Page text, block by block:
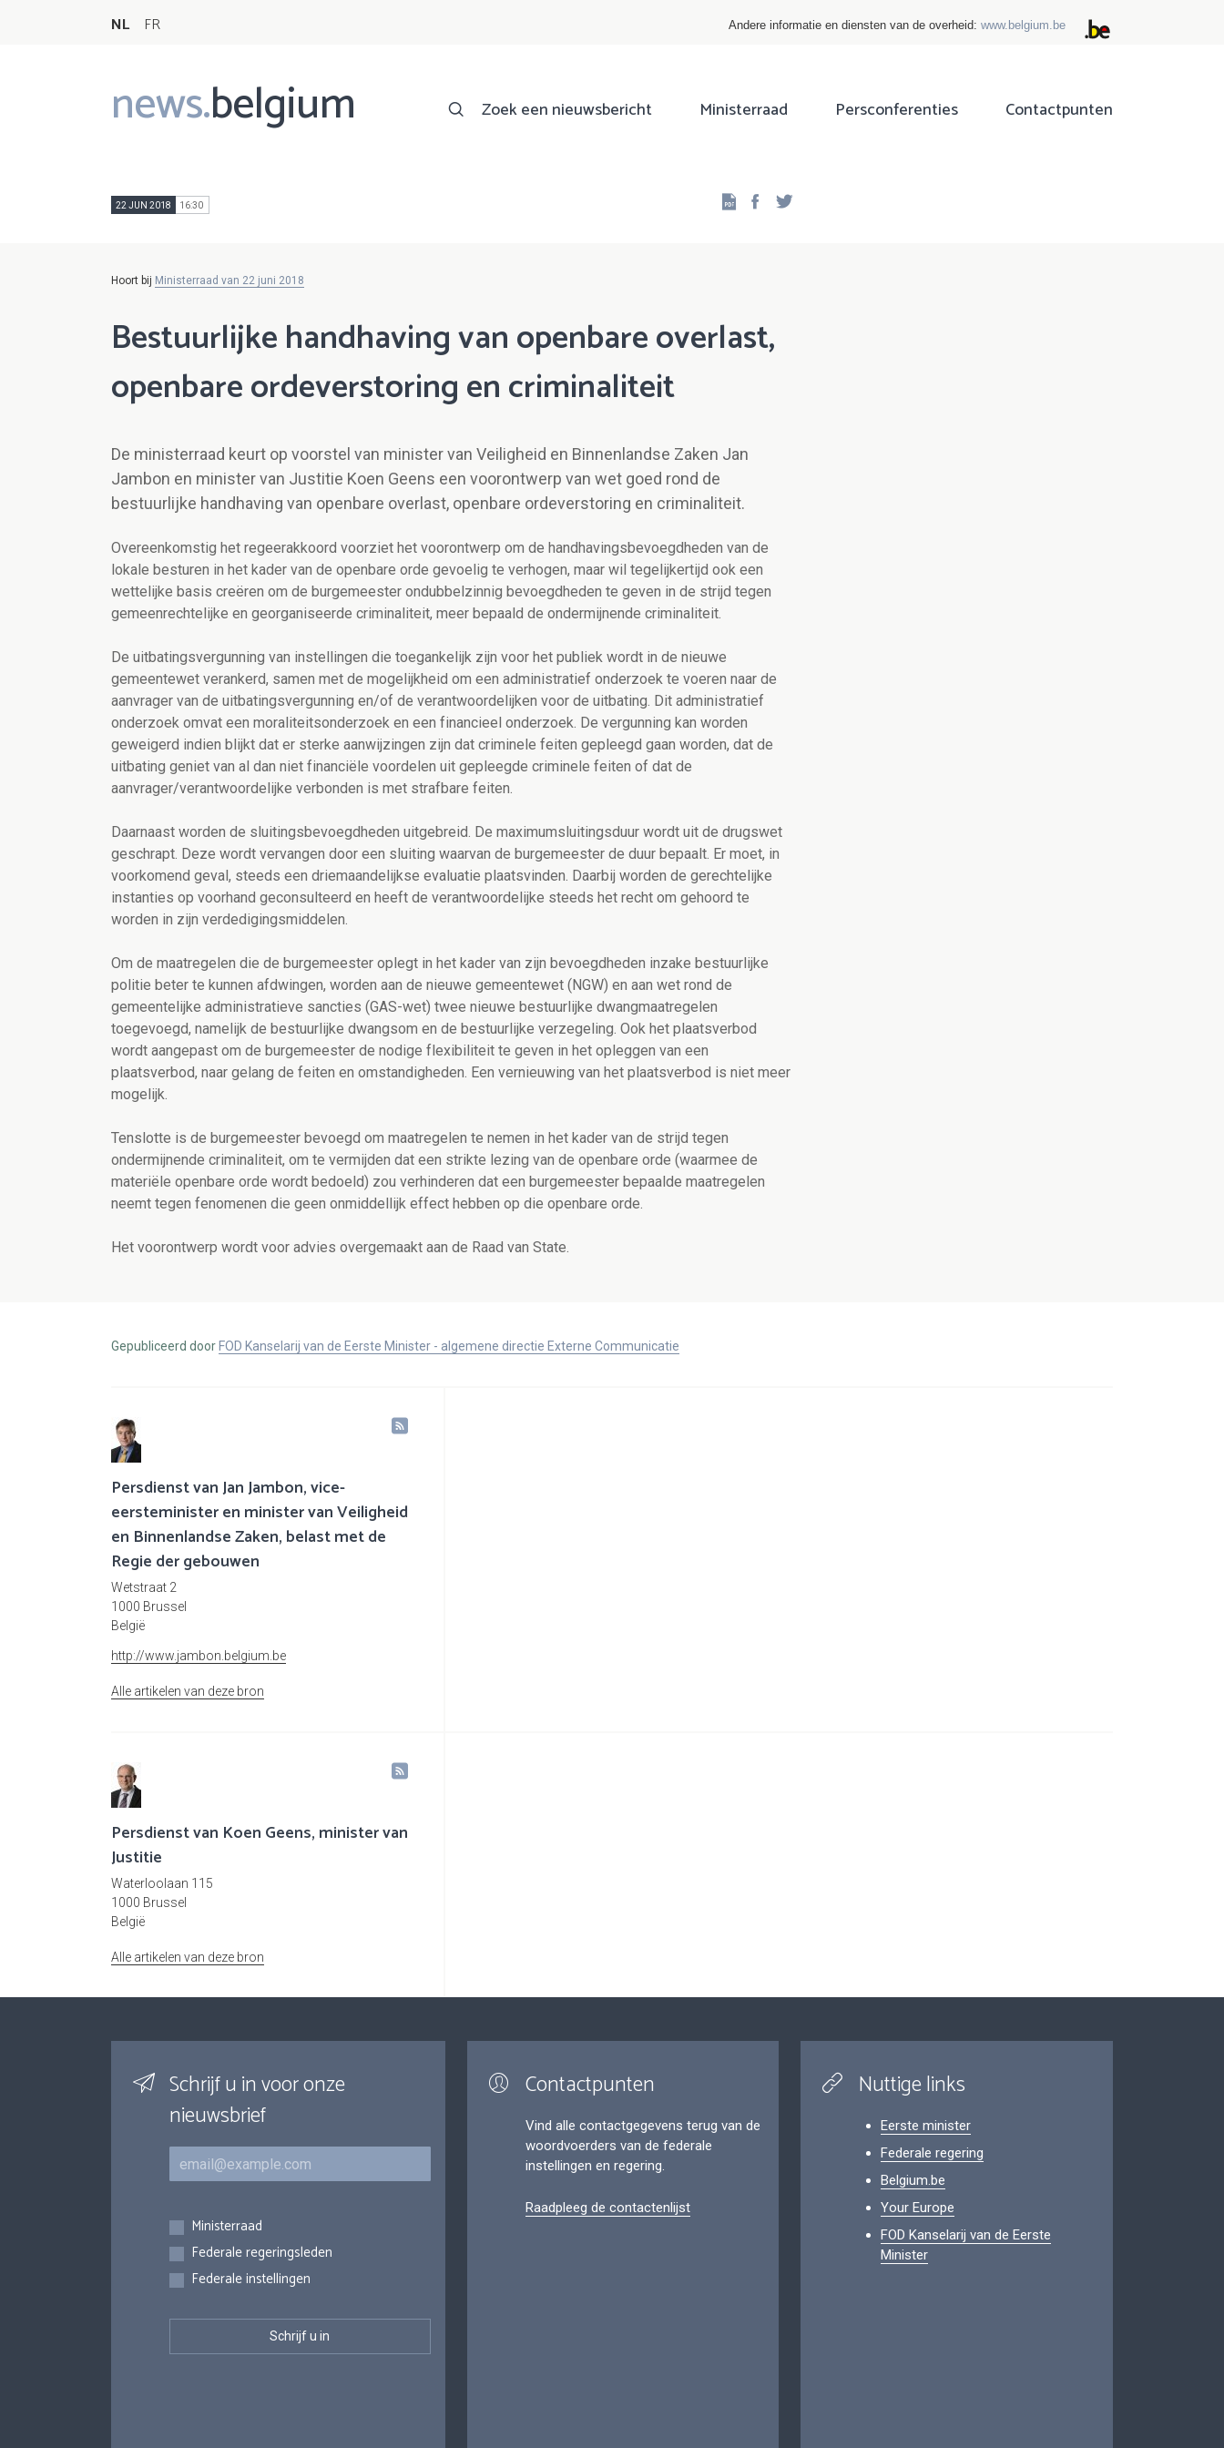
NL FR Andere informatie en diensten van de overheid: www.belgium.be
news.belgium
Main
navigation
Zoek een nieuwsbericht Ministerraad Persconferenties Contactpunten
22 JUN 2018 16:30 Facebook
Hoort bij Ministerraad van 22 juni 2018
Bestuurlijke handhaving van openbare overlast,
openbare ordeverstoring en criminaliteit
De ministerraad keurt op voorstel van minister van Veiligheid en Binnenlandse Zaken Jan
Jambon en minister van Justitie Koen Geens een voorontwerp van wet goed rond de
bestuurlijke handhaving van openbare overlast, openbare ordeverstoring en criminaliteit.
Overeenkomstig het regeerakkoord voorziet het voorontwerp om de handhavingsbevoegdheden van de
lokale besturen in het kader van de openbare orde gevoelig te verhogen, maar wil tegelijkertijd ook een
wettelijke basis creëren om de burgemeester ondubbelzinnig bevoegdheden te geven in de strijd tegen
gemeenrechtelijke en georganiseerde criminaliteit, meer bepaald de ondermijnende criminaliteit.
De uitbatingsvergunning van instellingen die toegankelijk zijn voor het publiek wordt in de nieuwe
gemeentewet verankerd, samen met de mogelijkheid om een administratief onderzoek te voeren naar de
aanvrager van de uitbatingsvergunning en/of de verantwoordelijken voor de uitbating. Dit administratief
onderzoek omvat een moraliteitsonderzoek en een financieel onderzoek. De vergunning kan worden
geweigerd indien blijkt dat er sterke aanwijzingen zijn dat criminele feiten gepleegd gaan worden, dat de
uitbating geniet van al dan niet financiële voordelen uit gepleegde criminele feiten of dat de
aanvrager/verantwoordelijke verbonden is met strafbare feiten.
Daarnaast worden de sluitingsbevoegdheden uitgebreid. De maximumsluitingsduur wordt uit de drugswet
geschrapt. Deze wordt vervangen door een sluiting waarvan de burgemeester de duur bepaalt. Er moet, in
voorkomend geval, steeds een driemaandelijkse evaluatie plaatsvinden. Daarbij worden de gerechtelijke
instanties op voorhand geconsulteerd en heeft de verantwoordelijke steeds het recht om gehoord te
worden in zijn verdedigingsmiddelen.
Om de maatregelen die de burgemeester oplegt in het kader van zijn bevoegdheden inzake bestuurlijke
politie beter te kunnen afdwingen, worden aan de nieuwe gemeentewet (NGW) en aan wet rond de
gemeentelijke administratieve sancties (GAS-wet) twee nieuwe bestuurlijke dwangmaatregelen
toegevoegd, namelijk de bestuurlijke dwangsom en de bestuurlijke verzegeling. Ook het plaatsverbod
wordt aangepast om de burgemeester de nodige flexibiliteit te geven in het opleggen van een
plaatsverbod, naar gelang de feiten en omstandigheden. Een vernieuwing van het plaatsverbod is niet meer
mogelijk.
Tenslotte is de burgemeester bevoegd om maatregelen te nemen in het kader van de strijd tegen
ondermijnende criminaliteit, om te vermijden dat een strikte lezing van de openbare orde (waarmee de
materiële openbare orde wordt bedoeld) zou verhinderen dat een burgemeester bepaalde maatregelen
neemt tegen fenomenen die geen onmiddellijk effect hebben op die openbare orde.
Het voorontwerp wordt voor advies overgemaakt aan de Raad van State.
Gepubliceerd door FOD Kanselarij van de Eerste Minister - algemene directie Externe Communicatie
Persdienst van Jan Jambon, vice-
eersteminister en minister van Veiligheid
en Binnenlandse Zaken, belast met de
Regie der gebouwen
Wetstraat 2
1000 Brussel
België
http://www.jambon.belgium.be
Alle artikelen van deze bron
Persdienst van Koen Geens, minister van
Justitie
Waterloolaan 115
1000 Brussel
België
Alle artikelen van deze bron
Schrijf u in voor onze
nieuwsbrief
E-mail
Inschrijvingen
Ministerraad
Federale regeringsleden
Federale instellingen
Contactpunten
Vind alle contactgegevens terug van de
woordvoerders van de federale
instellingen en regering.
Raadpleeg de contactenlijst
Nuttige links
Eerste minister
Federale regering
Belgium.be
Your Europe
FOD Kanselarij van de Eerste
Minister